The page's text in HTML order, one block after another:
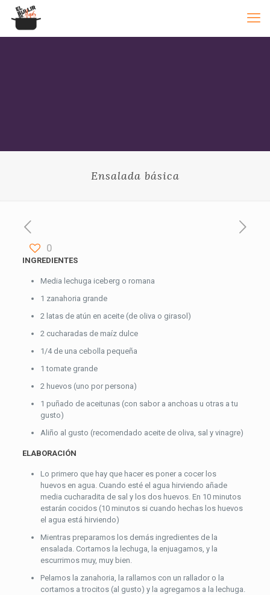
Ensalada básica
0
INGREDIENTES
Media lechuga iceberg o romana
1 zanahoria grande
2 latas de atún en aceite (de oliva o girasol)
2 cucharadas de maíz dulce
1/4 de una cebolla pequeña
1 tomate grande
2 huevos (uno por persona)
1 puñado de aceitunas (con sabor a anchoas u otras a tu
gusto)
Aliño al gusto (recomendado aceite de oliva, sal y vinagre)
ELABORACIÓN
Lo primero que hay que hacer es poner a cocer los
huevos en agua. Cuando esté el agua hirviendo añade
media cucharadita de sal y los dos huevos. En 10 minutos
estarán cocidos (10 minutos si cuando hechas los huevos
el agua está hirviendo)
Mientras preparamos los demás ingredientes de la
ensalada. Cortamos la lechuga, la enjuagamos, y la
escurrimos muy, muy bien.
Pelamos la zanahoria, la rallamos con un rallador o la
cortamos a trocitos (al gusto) y la agregamos a la lechuga.